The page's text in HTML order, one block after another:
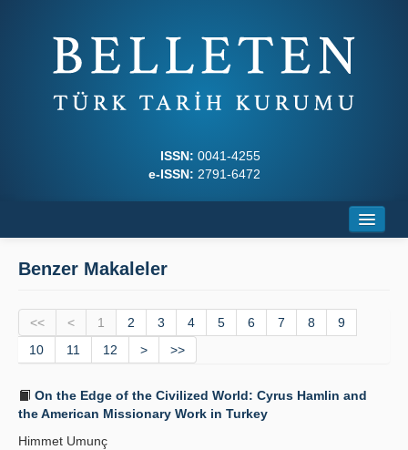
ISSN: 0041-4255
e-ISSN: 2791-6472
Dergi Kurulları
Yazım Kuralları
İlkeler
Benzer Makaleler
<< < 1 2 3 4 5 6 7 8
9
10
11 12 > >>
On the Edge of the Civilized World: Cyrus Hamlin and
the American Missionary Work in Turkey
Himmet Umunç